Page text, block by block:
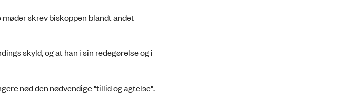
skrev biskoppen blandt andet
skyld, og at han i sin redegørelse og i
nød den nødvendige "tillid og agtelse".